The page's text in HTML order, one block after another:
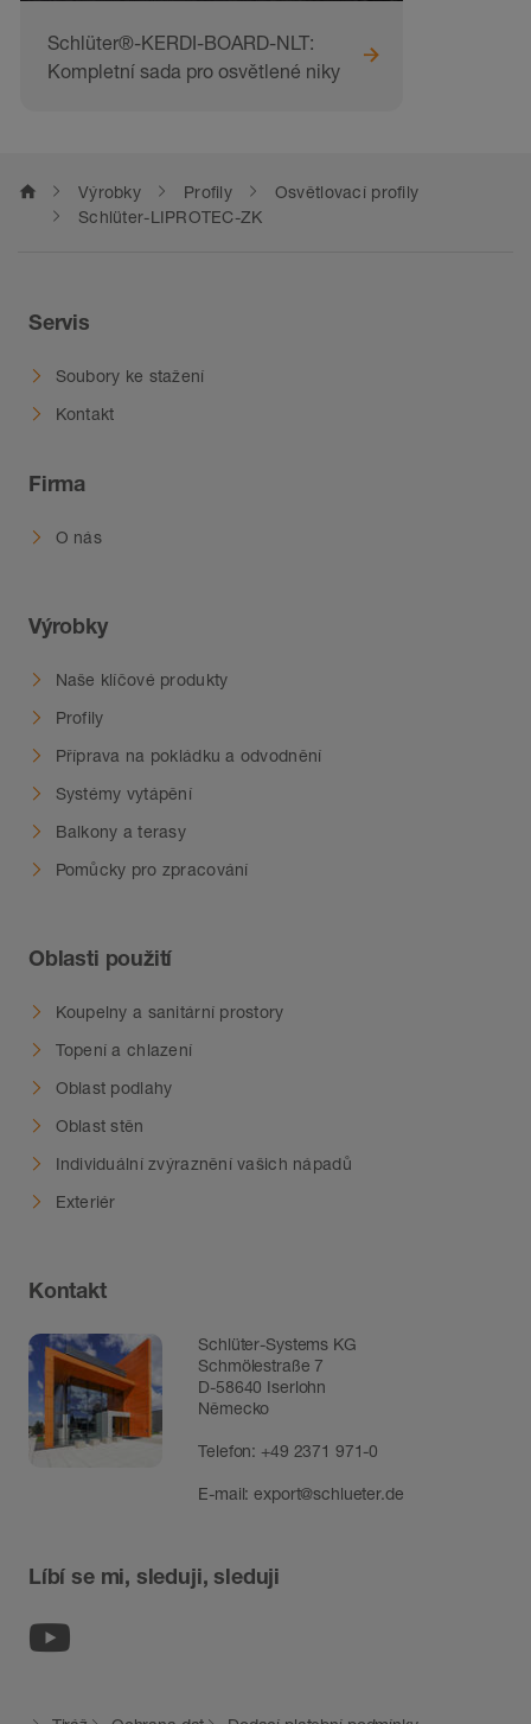
Schlüter®-KERDI-BOARD-NLT:
Kompletní sada pro osvětlené niky
home Výrobky Profily
Osvětlovací profily
Schlüter-LIPROTEC-ZK
Servis
Soubory ke stažení
Kontakt
Firma
O nás
Výrobky
Naše klíčové produkty
Profily
Příprava na pokládku a odvodnění
Systémy vytápění
Balkony a terasy
Pomůcky pro zpracování
Oblasti použití
Koupelny a sanitární prostory
Topení a chlazení
Oblast podlahy
Oblast stěn
Individuální zvýraznění vašich nápadů
Exteriér
Kontakt
Schlüter-Systems KG
Schmölestraße 7
D-58640 Iserlohn
Německo
Telefon:+49 2371 971-0
E-mail:export@schlueter.de
Líbí se mi, sleduji, sleduji